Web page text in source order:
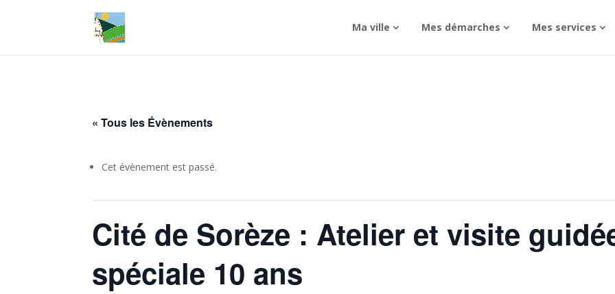
Ma ville Mes démarches Mes services
« Tous les Évènements
Cet évènement est passé.
Cité de Sorèze : Atelier et visite
spéciale 10 ans